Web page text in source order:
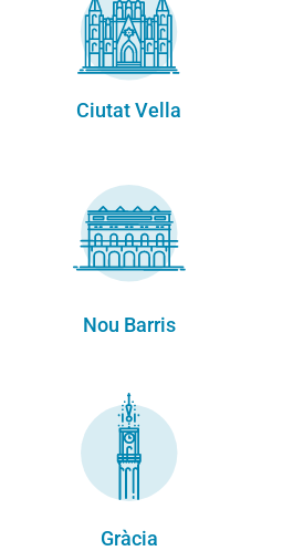
Ciutat Vella
Nou Barris
Gràcia